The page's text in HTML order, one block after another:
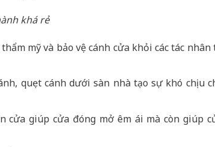
khá rẻ
mỹ và bảo vệ cánh cửa khỏi các tác nhân
quẹt cánh dưới sàn nhà tạo sự khó chịu
cửa giúp cửa đóng mở êm ái mà còn giúp